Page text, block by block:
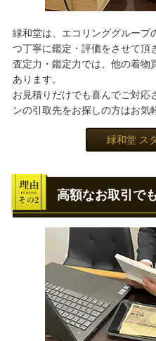
緑和堂は、エコリンググループ
つ丁寧に鑑定・評価をさせて頂
査定力・鑑定力では、他の着物
あります。
お見積りだけでも喜んでご対応
ンの引取先をお探しの方はお気
緑和堂 ス
高額なお取引で